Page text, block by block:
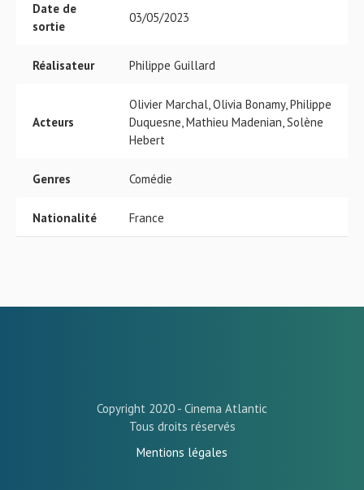
Date de
sortie
03/05/2023
Réalisateur Philippe Guillard
Acteurs
Olivier Marchal, Olivia Bonamy, Philippe
Duquesne, Mathieu Madenian, Solène
Hebert
Genres Comédie
Nationalité France
Copyright 2020 - Cinema Atlantic
Tous droits réservés
Mentions légales